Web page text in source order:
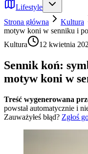
Lifestyle
Strona główna
Kultura
motyw koni w senniku i
Kultura
12 kwietnia
Sennik koń:
motyw koni w
Treść wygenerowana
powstał automatycznie i
Zauważyłeś błąd? Zgłoś